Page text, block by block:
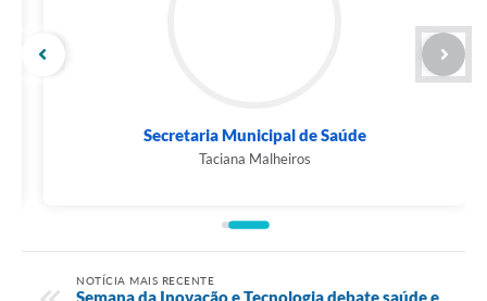
Secretaria Municipal de Saúde
Taciana Malheiros
NOTÍCIA MAIS RECENTE
Semana da Inovação e Tecnologia debate saúde e